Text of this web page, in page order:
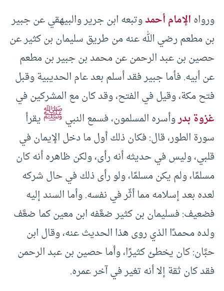
ورواهالإمام أحمدوتبعه ابن جرير والبيهقي عن جبير
بن مطعم رضي الله عنه من طريق سليمان بن كثير عن
حصين بن عبد الرحمن عن محمد بن جبير بن مطعم
عن أبيه. فأما جبير فقد أسلم بعد عام الحديبية وقبل
فتح مكة، وقيل في الفتح، وقد كان مع المشركين في
غزوة بدروأسره المسلمون، فسمع النبيﷺيقرأ
سورة الطور، قال: فكان ذلك أول ما دخل الإيمان في
قلبي، وليس في حديثه أنه رأى، ولكن ظاهره أنه كان
مسلمًا، ولم يكن مسلمًا، ولو رأى ذلك في حال شركه
لعده بعد إسلامه مما أثّر في نفسه. وأما السند إليه
فضعيف: فسليمان بن كثير ضعَّفه ابن معين كما ضعَّف
ولده محمدًا الذي روى هذا الحديث عنه، وقال ابن
حبَّان: كان يخطئ كثيرًا، وأما حصين بن عبد الرحمن
فقد كان ثقة إلا أنه تغير في آخر عمره.